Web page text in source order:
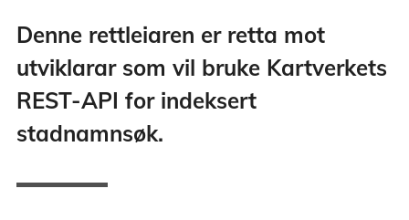
Denne rettleiaren er retta mot
utviklarar som vil bruke Kartverkets
REST-API for indeksert
stadnamnsøk.